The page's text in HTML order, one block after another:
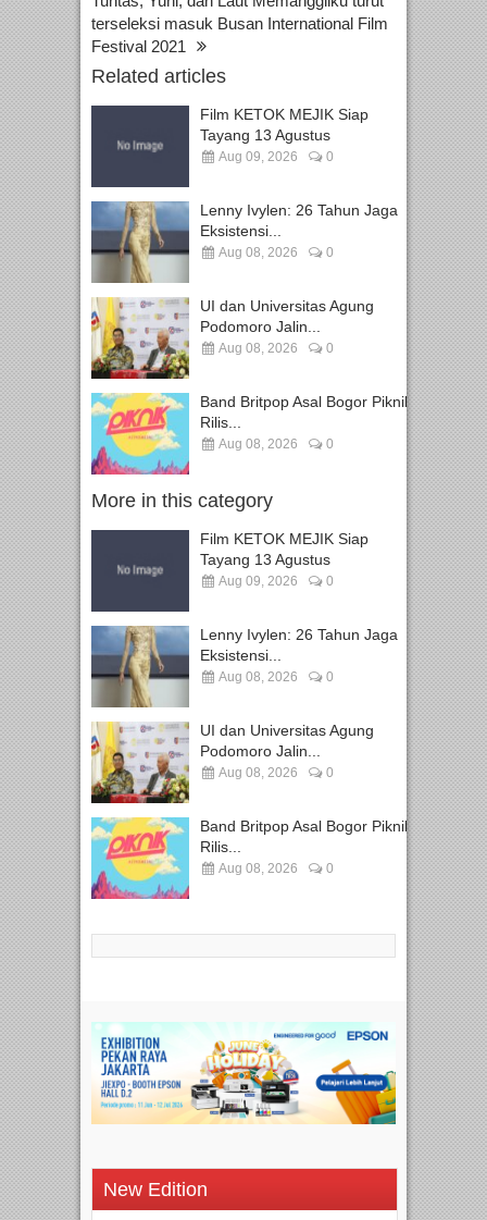
terseleksi masuk Busan International Film
Festival 2021
Related articles
Film KETOK MEJIK Siap
Tayang 13 Agustus
Aug 09, 2026 0
Lenny Ivylen: 26 Tahun Jaga
Eksistensi...
Aug 08, 2026 0
UI dan Universitas Agung
Podomoro Jalin...
Aug 08, 2026 0
Band Britpop Asal Bogor Piknik
Rilis...
Aug 08, 2026 0
More in this category
Film KETOK MEJIK Siap
Tayang 13 Agustus
Aug 09, 2026 0
Lenny Ivylen: 26 Tahun Jaga
Eksistensi...
Aug 08, 2026 0
UI dan Universitas Agung
Podomoro Jalin...
Aug 08, 2026 0
Band Britpop Asal Bogor Piknik
Rilis...
Aug 08, 2026 0
New Edition